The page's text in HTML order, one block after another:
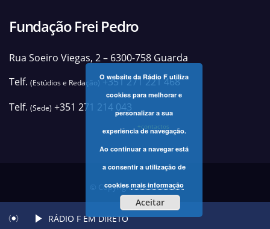
Fundação Frei Pedro
Rua Soeiro Viegas, 2 – 6300-758 Guarda
Telf. (Estúdios e Redação)+351 271 221 468
Telf. (Sede) +351 271 214 043
+contactos
© Copyright 2025 Rádio F
O website da Rádio F utiliza
cookies para melhorar e
personalizar a sua
experiência de navegação.
Ao continuar a navegar está
a consentir a utilização de
cookiesmais informação
Aceitar
RÁDIO F EM DIRETO